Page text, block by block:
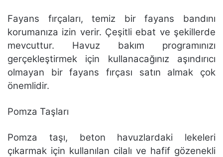
Fayans fırçaları, temiz bir fayans bandını
korumanıza izin verir. Çeşitli ebat ve şekillerde
mevcuttur. Havuz bakım programınızı
gerçekleştirmek için kullanacağınız aşındırıcı
olmayan bir fayans fırçası satın almak çok
önemlidir.
Pomza Taşları
Pomza taşı, beton havuzlardaki lekeleri
çıkarmak için kullanılan cilalı ve hafif gözenekli